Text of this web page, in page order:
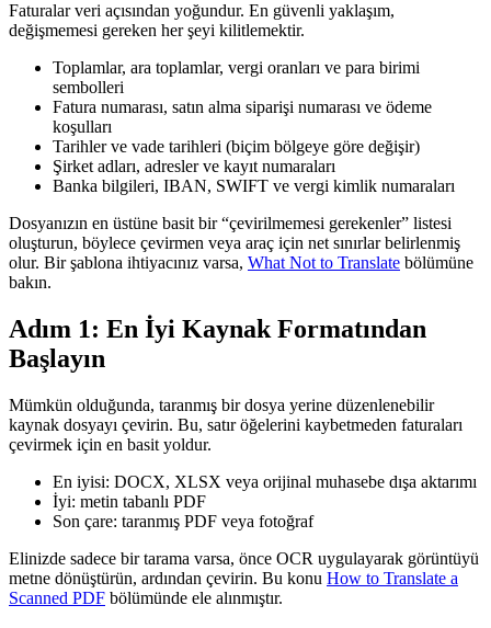
Faturalar veri açısından yoğundur. En güvenli yaklaşım,
değişmemesi gereken her şeyi kilitlemektir.
Toplamlar, ara toplamlar, vergi oranları ve para birimi
sembolleri
Fatura numarası, satın alma siparişi numarası ve ödeme
koşulları
Tarihler ve vade tarihleri (biçim bölgeye göre değişir)
Şirket adları, adresler ve kayıt numaraları
Banka bilgileri, IBAN, SWIFT ve vergi kimlik numaraları
Dosyanızın en üstüne basit bir “çevirilmemesi gerekenler” listesi
oluşturun, böylece çevirmen veya araç için net sınırlar belirlenmiş
olur. Bir şablona ihtiyacınız varsa, What Not to Translate bölümüne
bakın.
Adım 1: En İyi Kaynak Formatından
Başlayın
Mümkün olduğunda, taranmış bir dosya yerine düzenlenebilir
kaynak dosyayı çevirin. Bu, satır öğelerini kaybetmeden faturaları
çevirmek için en basit yoldur.
En iyisi: DOCX, XLSX veya orijinal muhasebe dışa aktarımı
İyi: metin tabanlı PDF
Son çare: taranmış PDF veya fotoğraf
Elinizde sadece bir tarama varsa, önce OCR uygulayarak görüntüyü
metne dönüştürün, ardından çevirin. Bu konu How to Translate a
Scanned PDF bölümünde ele alınmıştır.